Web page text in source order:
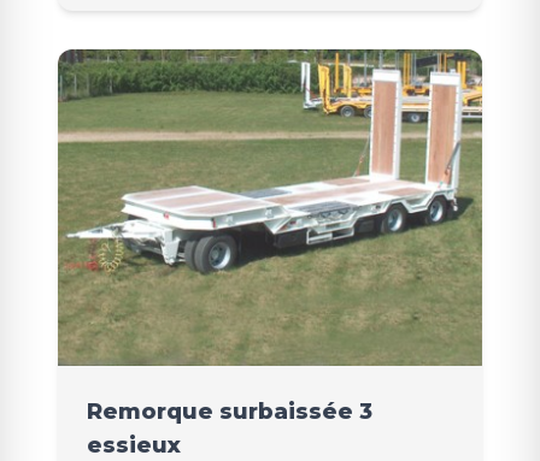
Remorque surbaissée 3
essieux